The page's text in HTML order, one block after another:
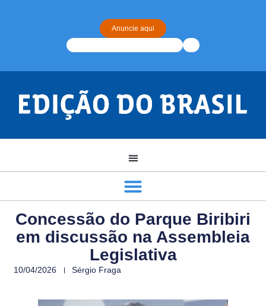
Anuncie aqui
Concessão do Parque Biribiri
em discussão na Assembleia
Legislativa
10/04/2026 Sérgio Fraga